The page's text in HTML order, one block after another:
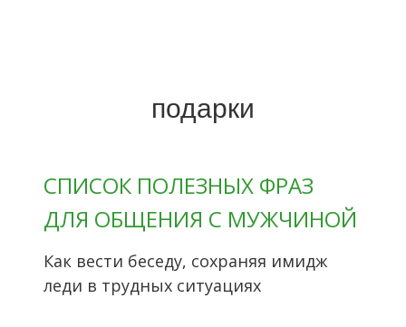
подарки
СПИСОК ПОЛЕЗНЫХ ФРАЗ
ДЛЯ ОБЩЕНИЯ С МУЖЧИНОЙ
Как вести беседу, сохраняя имидж
леди в трудных ситуациях